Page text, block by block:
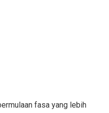
fasa yang lebih